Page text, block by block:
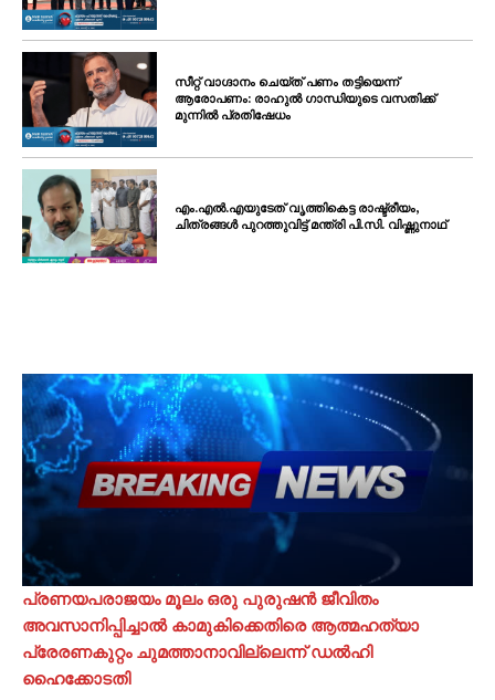
സീറ്റ് വാഗ്ദാനം ചെയ്ത് പണം തട്ടിയെന്ന്
ആരോപണം: രാഹുൽ ഗാന്ധിയുടെ വസതിക്ക്
മുന്നിൽ പ്രതിഷേധം
എം.എൽ.എയുടേത് വൃത്തികെട്ട രാഷ്ട്രീയം,
ചിത്രങ്ങൾ പുറത്തുവിട്ട് മന്ത്രി പി.സി. വിഷ്ണുനാഥ്
പ്രണയപരാജയം മൂലം ഒരു പുരുഷൻ ജീവിതം
അവസാനിപ്പിച്ചാൽ കാമുകിക്കെതിരെ ആത്മഹത്യാ
പ്രേരണകുറ്റം ചുമത്താനാവില്ലെന്ന് ഡൽഹി
ഹൈക്കോടതി